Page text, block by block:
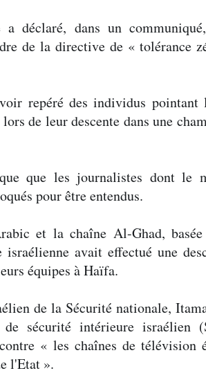
a déclaré, dans un
de la directive de « tolérance
repéré des individus pointant
de leur descente dans une
que les journalistes dont le
pour être entendus.
et la chaîne Al-Ghad,
avait effectué une
équipes à Haïfa.
de la Sécurité nationale,
de sécurité intérieure israélien
« les chaînes de télévision
l'Etat ».